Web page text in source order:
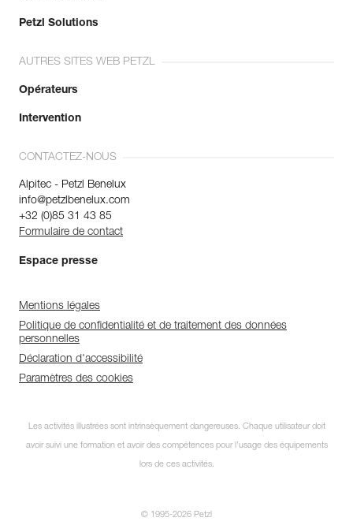
Petzl Solutions
AUTRES SITES WEB PETZL
Opérateurs
Intervention
CONTACTEZ-NOUS
Alpitec - Petzl Benelux
info@petzlbenelux.com
+32 (0)85 31 43 85
Formulaire de contact
Espace presse
Mentions légales
Politique de confidentialité et de traitement des données
personnelles
Déclaration d'accessibilité
Paramètres des cookies
Les activités illustrées sont intrinsèquement dangereuses. Chaque utilisateur doit
avoir suivi une formation et avoir des compétences pour l’usage des équipements
lors de ces activités.
© 1995-2026 Petzl